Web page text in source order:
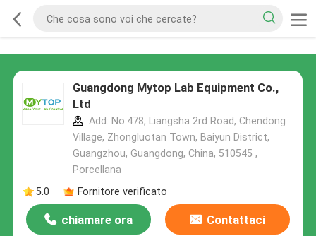
Guangdong Mytop Lab Equipment Co.,
Ltd
Add: No.478, Liangsha 2rd Road, Chendong
Village, Zhongluotan Town, Baiyun District,
Guangzhou, Guangdong, China, 510545 ,
Porcellana
5.0
Fornitore verificato
chiamare ora Contattaci